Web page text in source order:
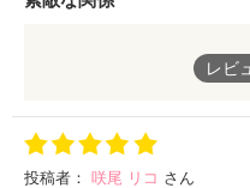
幼馴染であるがゆえに、本
ヒロインは、諦めようと距
最後に、もうずっと前から
キュンとしました♪
レビ
投稿者： 咲尾 リコ さん